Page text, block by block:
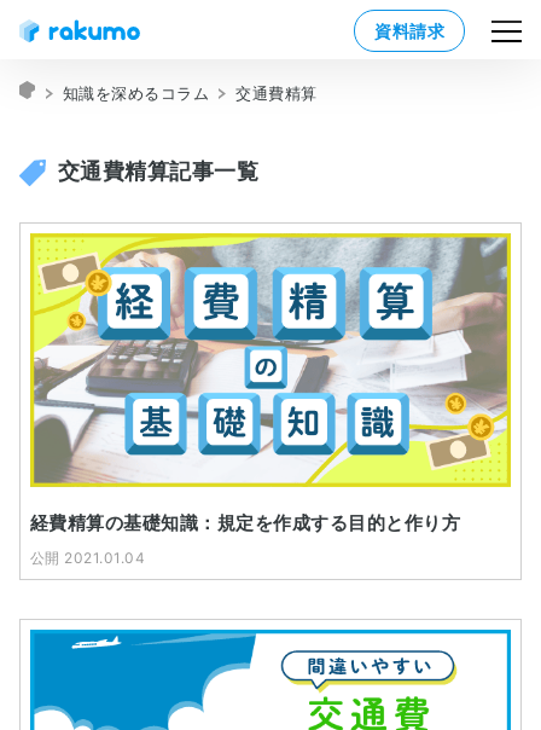
資料請求
知識を深めるコラム 交通費精算
交通費精算記事一覧
経費精算の基礎知識：規定を作成する目的と作り方
公開 2021.01.04